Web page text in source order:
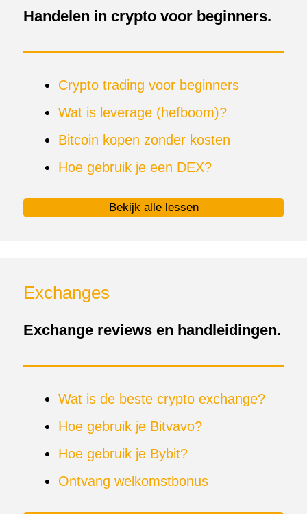
Handelen in crypto voor beginners.
Crypto trading voor beginners
Wat is leverage (hefboom)?
Bitcoin kopen zonder kosten
Hoe gebruik je een DEX?
Bekijk alle lessen
Exchanges
Exchange reviews en handleidingen.
Wat is de beste crypto exchange?
Hoe gebruik je Bitvavo?
Hoe gebruik je Bybit?
Ontvang welkomstbonus